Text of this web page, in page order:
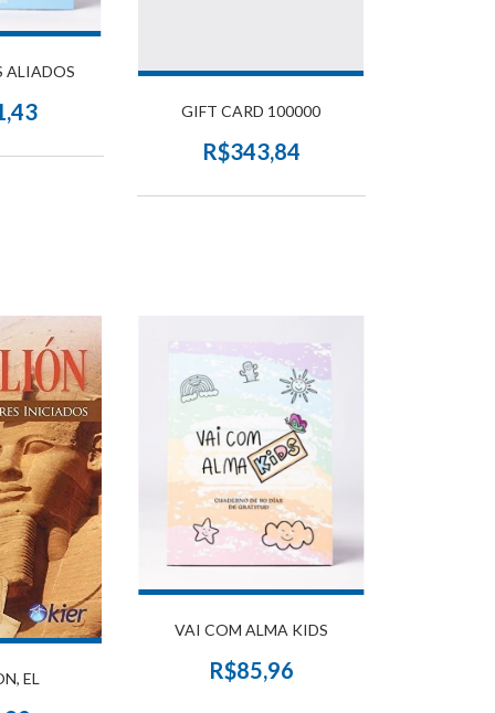
ALIADOS
GIFT CARD 100000
R$343,84
EL
VAI COM ALMA KIDS
R$85,96